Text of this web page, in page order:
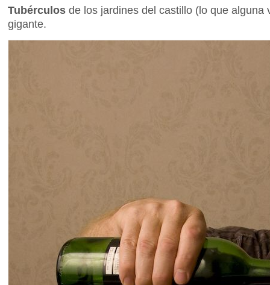
Tubérculos de los jardines del castillo (lo que
gigante.